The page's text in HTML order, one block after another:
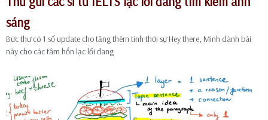
sáng
Bức thư có 1 số update cho tăng thêm tính thời sự Hey there, Mình dành bài
này cho các tâm hồn lạc lối đang